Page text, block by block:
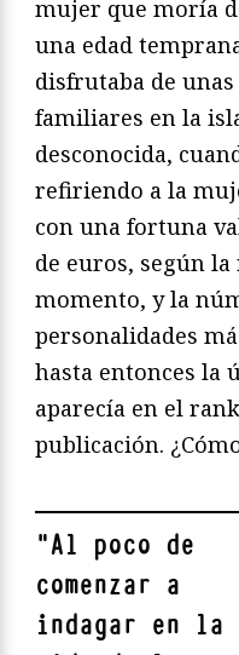
mujer que moría
una edad
disfrutaba de
familiares en la
desconocida,
refiriendo a la
con una fortuna
de euros, según
momento, y la
personalidades
hasta entonces la
aparecía en el
publicación.
"Al poco de
comenzar a
indagar en la